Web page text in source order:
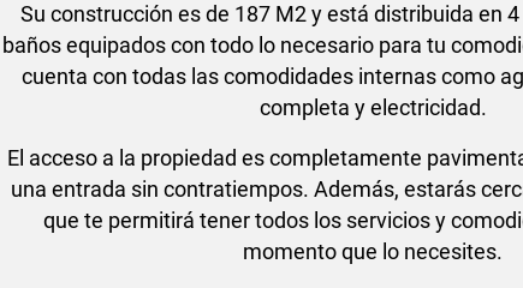
Su construcción es de 187 M2 y está distribuida en
baños equipados con todo lo necesario para tu
cuenta con todas las comodidades internas como
completa y electricidad.
El acceso a la propiedad es completamente
una entrada sin contratiempos. Además, estarás
que te permitirá tener todos los servicios y
momento que lo necesites.